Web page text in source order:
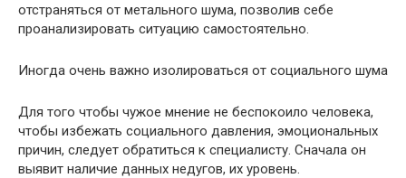
отстраняться от метального шума, позволив себе
проанализировать ситуацию самостоятельно.
Иногда очень важно изолироваться от социального шума
Для того чтобы чужое мнение не беспокоило человека,
чтобы избежать социального давления, эмоциональных
причин, следует обратиться к специалисту. Сначала он
выявит наличие данных недугов, их уровень.